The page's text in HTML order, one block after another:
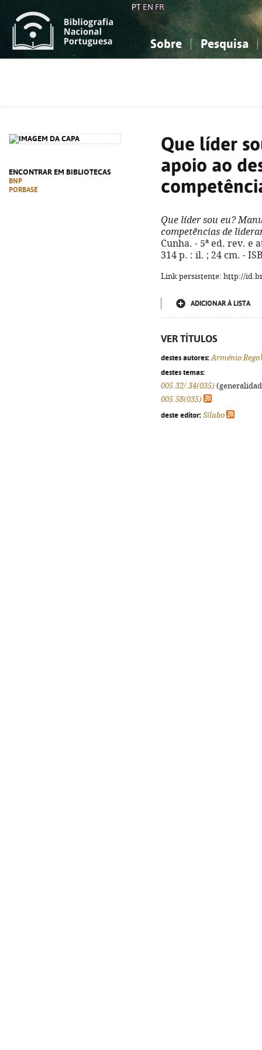
PT EN FR
Sobre Pesquisa
ENCONTRAR EM BIBLIOTECAS
BNP
PORBASE
Que líder
apoio ao
Que líder sou eu?
competências de
Cunha. - 5ª ed. rev. e
314 p. : il. ; 24 cm. -
Link persistente: http://
ADICIONAR À LISTA
VER TÍTULOS
destes autores: Arménio Rego
destes temas:
005.32/.34(035)
005.58(035)
deste editor: Sílabo